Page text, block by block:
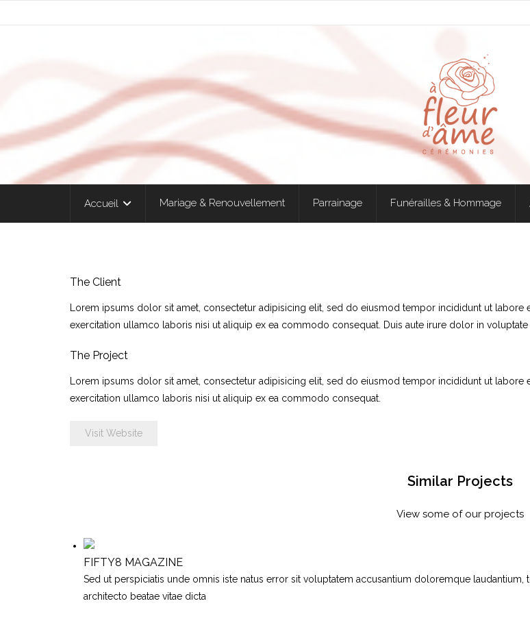
Accueil Mariage & Renouvellement Parrainage Funérailles & Hommage
The Client
Lorem ipsums dolor sit amet, consectetur adipisicing elit, sed do eiusmod tempor incididunt ut
exercitation ullamco laboris nisi ut aliquip ex ea commodo consequat. Duis aute irure dolor in
The Project
Lorem ipsums dolor sit amet, consectetur adipisicing elit, sed do eiusmod tempor incididunt ut labore
exercitation ullamco laboris nisi ut aliquip ex ea commodo consequat.
Visit Website
Similar Projects
View some of our projects
FIFTY8 MAGAZINE
Sed ut perspiciatis unde omnis iste natus error sit voluptatem accusantium doloremque
architecto beatae vitae dicta